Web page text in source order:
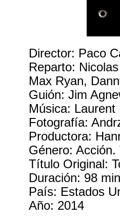
Director: Paco
Reparto:
Max Ryan,
Guión: Jim
Música: Laurent
Fotografía:
Productora:
Género: Acción.
Título Original:
Duración: 98
País: Estados
Año: 2014